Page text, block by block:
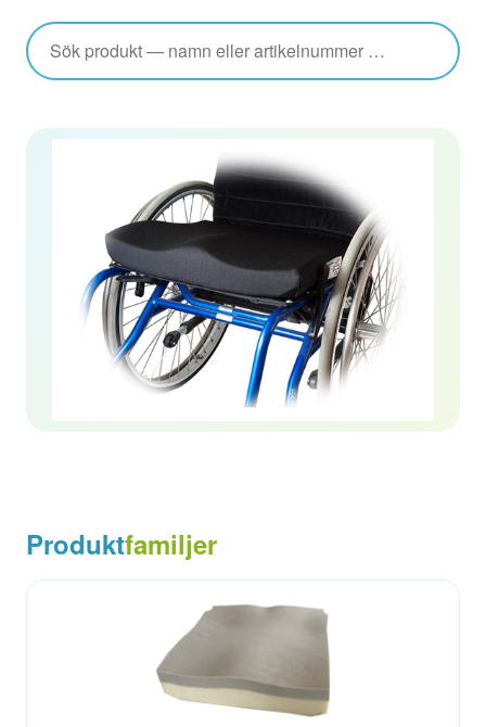
Produktfamiljer